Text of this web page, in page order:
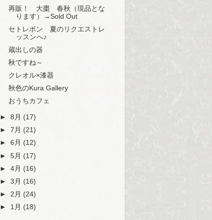
再販！ 大棗 春秋（現品とな
ります）→Sold Out
セトレボン 夏のリクエストレ
ッスンへ♪
蔵出しの器
秋ですね～
クレオル×漆器
秋色のKura Gallery
おうちカフェ
►8月 (17)
►7月 (21)
►6月 (12)
►5月 (17)
►4月 (16)
►3月 (16)
► 2月 (24)
► 1月 (18)